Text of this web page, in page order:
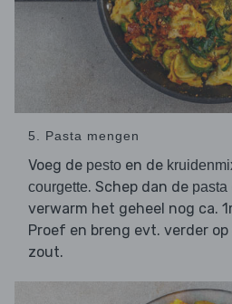
5. Pasta mengen
Voeg de pesto en de
courgette. Schep dan de pasta
verwarm het geheel nog ca.
Proef en breng evt. verder op
zout.